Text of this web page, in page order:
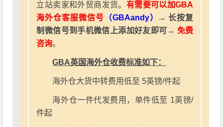
立站卖家和外贸商发货。 有需要可以加GBA
海外仓客服微信号 （GBAandy）
→ 长按复
制微信号到手机微信上添加好友即可→ 免费
咨询。
GBA英国海外仓收费标准如下：
海外仓大货中转费用低至 5英镑/件起
海外仓一件代发费用，单件低至 1英镑/
件起